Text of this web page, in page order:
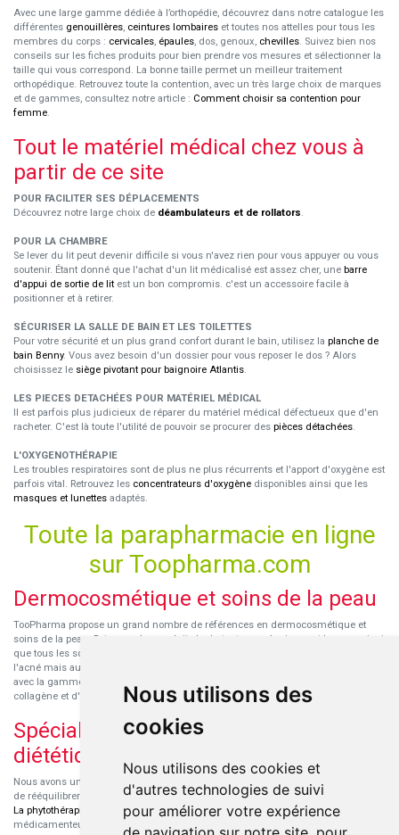
Nous utilisons des
cookies
Nous utilisons des cookies et
d'autres technologies de suivi
pour améliorer votre expérience
Avec une large gamme dédiée à l’orthopédie, découvrez dans notre catalogue les
différentes genouillères, ceintures lombaires et toutes nos attelles pour tous les
membres du corps : cervicales, épaules, dos, genoux, chevilles. Suivez bien nos
conseils sur les fiches produits pour bien prendre vos mesures et sélectionner la
taille qui vous correspond. La bonne taille permet un meilleur traitement
orthopédique. Retrouvez toute la contention, avec un très large choix de marques
et de gammes, consultez notre article : Comment choisir sa contention pour
femme.
Tout le matériel médical chez vous à
partir de ce site
POUR FACILITER SES DÉPLACEMENTS
Découvrez notre large choix de déambulateurs et de rollators.
POUR LA CHAMBRE
Se lever du lit peut devenir difficile si vous n'avez rien pour vous appuyer ou vous
soutenir. Étant donné que l'achat d'un lit médicalisé est assez cher, une barre
d'appui de sortie de lit est un bon compromis. c'est un accessoire facile à
positionner et à retirer.
SÉCURISER LA SALLE DE BAIN ET LES TOILETTES
Pour votre sécurité et un plus grand confort durant le bain, utilisez la planche de
bain Benny. Vous avez besoin d'un dossier pour vous reposer le dos ? Alors
choisissez le siège pivotant pour baignoire Atlantis.
LES PIECES DETACHÉES POUR MATÉRIEL MÉDICAL
Il est parfois plus judicieux de réparer du matériel médical défectueux que d'en
racheter. C'est là toute l'utilité de pouvoir se procurer des pièces détachées.
L'OXYGENOTHÉRAPIE
Les troubles respiratoires sont de plus ne plus récurrents et l'apport d'oxygène est
parfois vital. Retrouvez les concentrateurs d'oxygène disponibles ainsi que les
masques et lunettes adaptés.
Toute la parapharmacie en ligne
sur Toopharma.com
Dermocosmétique et soins de la peau
TooPharma propose un grand nombre de références en dermocosmétique et
soins de la peau. Retrouvez les produits hydratants pour le visage et le corps ainsi
que tous les soins pour peaux sensibles ou à tendance atopique, les soins pour
l'acné mais aussi des démaquillants. Découvrez nos nouvelles références SVR
avec la gamme anti-âge pour les peaux encore jeunes
collagène et d'acide hyaluronique.
Spécialisation en micronutrition et
diététique
Nous avons un engouement particulier pour la micronutrition qui permet souvent
de rééquilibrer des carences ou d'améliorer des troubles métaboliques mineurs.
La phytothérapie
l'aromathérapiesont souvent complémentaires de traitements
médicamenteux lorsqu'ils sont bien conseillés.